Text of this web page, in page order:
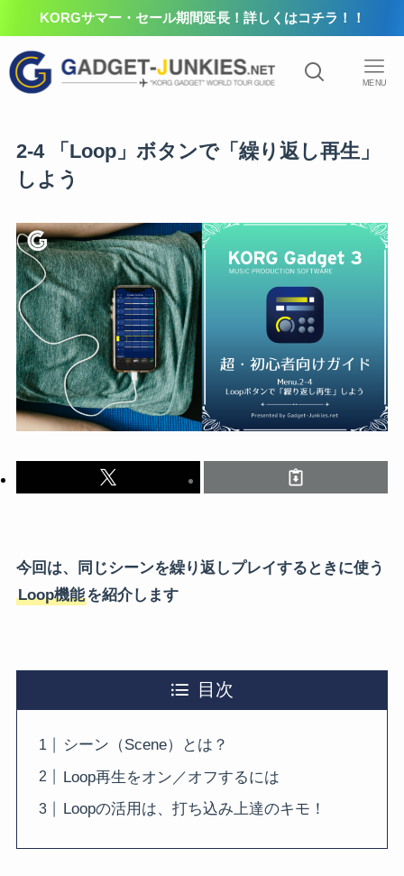
KORGサマー・セール期間延長！詳しくはコチラ！！
MENU
2-4 「Loop」ボタンで「繰り返し再生」
しよう
今回は、同じシーンを繰り返しプレイするときに使う
Loop機能を紹介します
目次
シーン（Scene）とは？
Loop再生をオン／オフするには
Loopの活用は、打ち込み上達のキモ！